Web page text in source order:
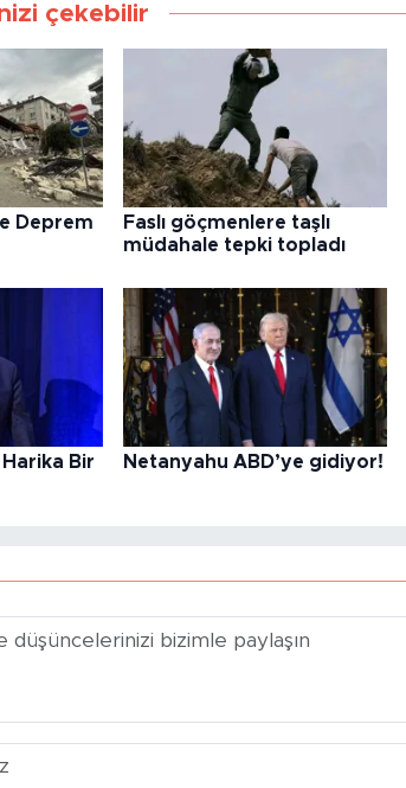
çekebilir
Deprem
Faslı göçmenlere taşlı
müdahale tepki topladı
Bir
Netanyahu ABD’ye gidiyor!